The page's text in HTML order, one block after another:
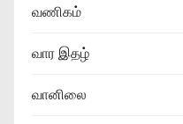
வணிகம்
வார இதழ்
வானிலை